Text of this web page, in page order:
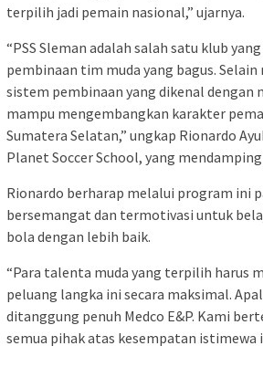
terpilih jadi pemain nasional,” ujarnya.
“PSS Sleman adalah salah satu klub
pembinaan tim muda yang bagus.
sistem pembinaan yang dikenal dengan
mampu mengembangkan karakter
Sumatera Selatan,” ungkap Rionardo
Planet Soccer School, yang
Rionardo berharap melalui program ini
bersemangat dan termotivasi untuk
bola dengan lebih baik.
“Para talenta muda yang terpilih harus
peluang langka ini secara maksimal.
ditanggung penuh Medco E&P. Kami
semua pihak atas kesempatan istimewa